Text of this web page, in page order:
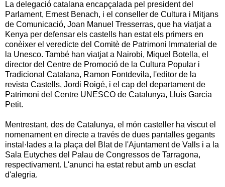
La delegació catalana encapçalada pel president del
Parlament, Ernest Benach, i el conseller de Cultura i Mitjans
de Comunicació, Joan Manuel Tresserras, que ha viatjat a
Kenya per defensar els castells han estat els primers en
conèixer el veredicte del Comitè de Patrimoni Immaterial de
la Unesco. També han viatjat a Nairobi, Miquel Botella, el
director del Centre de Promoció de la Cultura Popular i
Tradicional Catalana, Ramon Fontdevila, l'editor de la
revista Castells, Jordi Roigé, i el cap del departament de
Patrimoni del Centre UNESCO de Catalunya, Lluís Garcia
Petit.
Mentrestant, des de Catalunya, el món casteller ha viscut el
nomenament en directe a través de dues pantalles gegants
instal·lades a la plaça del Blat de l'Ajuntament de Valls i a la
Sala Eutyches del Palau de Congressos de Tarragona,
respectivament. L'anunci ha estat rebut amb un esclat
d'alegria.